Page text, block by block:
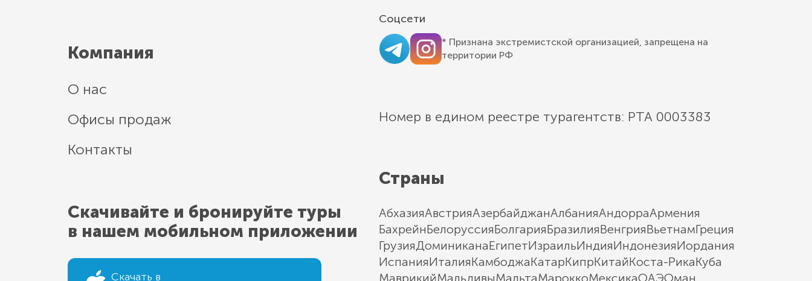
Компания
О нас
Офисы продаж
Контакты
Скачивайте и бронируйте туры
в нашем мобильном приложении
Скачать в
Соцсети
* Признана экстремистской организацией, запрещена на
территории РФ
Номер в едином реестре турагентств: РТА 0003383
Страны
АбхазияАвстрияАзербайджанАлбанияАндорраАрмения
БахрейнБелоруссияБолгарияБразилияВенгрияВьетнамГреция
ГрузияДоминиканаЕгипетИзраильИндияИндонезияИордания
ИспанияИталияКамбоджаКатарКипрКитайКоста-РикаКуба